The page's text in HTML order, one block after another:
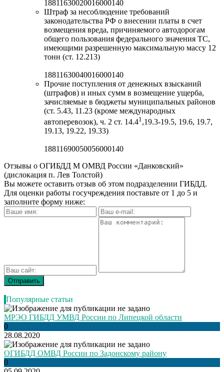
18811630020016000140
Штраф за несоблюдение требований
законодательства РФ о внесении платы в счет
возмещения вреда, причиняемого автодорогам
общего пользования федерального значения ТС,
имеющими разрешенную максимальную массу 12
тонн (ст. 12.213)
18811630040016000140
Прочие поступления от денежных взысканий
(штрафов) и иных сумм в возмещение ущерба,
зачисляемые в бюджеты муниципальных районов
(ст. 5.43, 11.23 (кроме международных
автоперевозок), ч. 2 ст. 14.41 ,19.3-19.5, 19.6, 19.7,
19.13, 19.22, 19.33)
18811690050056000140
Отзывы о ОГИБДД М ОМВД России «Данковский»
(дислокация п. Лев Толстой)
Вы можете оставить отзыв об этом подразделении ГИБДД.
Для оценки работы госучреждения поставьте от 1 до 5 и
заполните форму ниже:
Популярные статьи
МРЭО ГИБДД УМВД России по Липецкой области
0
28.08.2020
ОГИБДД ОМВД России по Задонскому району
0